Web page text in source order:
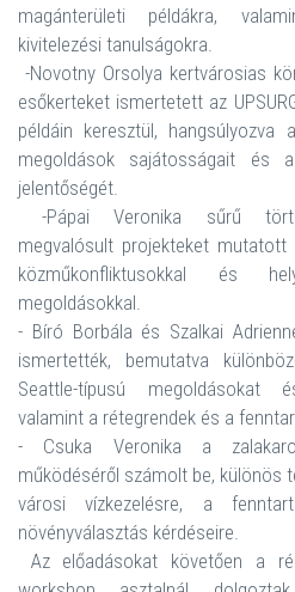
magánterületi példákra,
kivitelezési tanulságokra.
-Novotny Orsolya kertvárosias
esőkerteket ismertetett az
példáin keresztül, hangsúlyozva
megoldások sajátosságait és
jelentőségét.
-Pápai Veronika sűrű
megvalósult projekteket mutatott
közműkonfliktusokkal és
megoldásokkal.
- Bíró Borbála és Szalkai
ismertették, bemutatva
Seattle-típusú megoldásokat
valamint a rétegrendek és a
- Csuka Veronika a
működéséről számolt be, különös
városi vízkezelésre, a
növényválasztás kérdéseire.
Az előadásokat követően a